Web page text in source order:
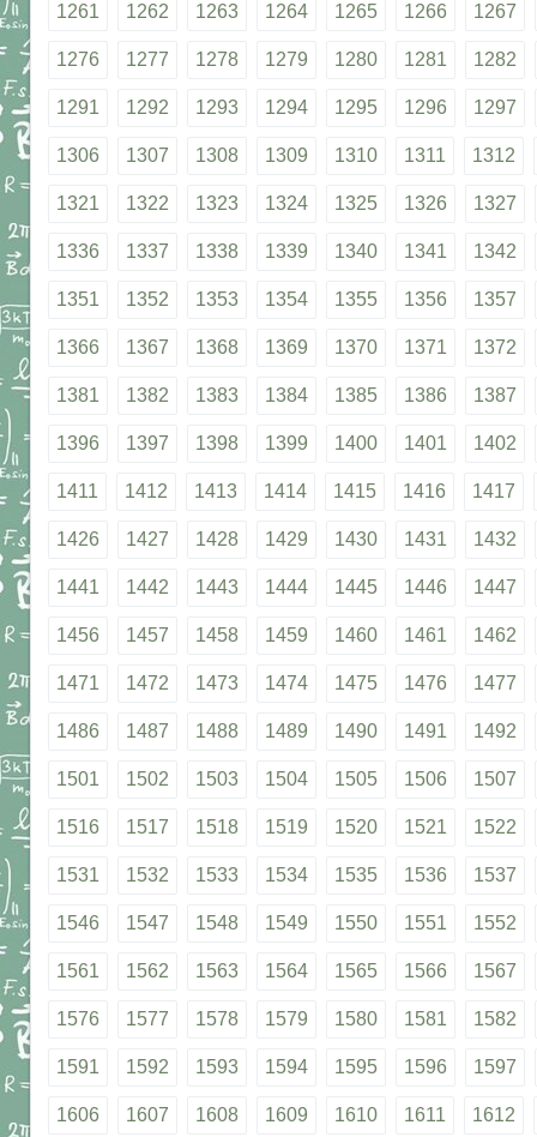
1261 1262 1263 1264 1265 1266 1267
1276 1277 1278 1279 1280 1281 1282
1291 1292 1293 1294 1295 1296 1297
1306 1307 1308 1309 1310 1311 1312
1321 1322 1323 1324 1325 1326 1327
1336 1337 1338 1339 1340 1341 1342
1351 1352 1353 1354 1355 1356 1357
1366 1367 1368 1369 1370 1371 1372
1381 1382 1383 1384 1385 1386 1387
1396 1397 1398 1399 1400 1401 1402
1411 1412 1413 1414 1415 1416 1417
1426 1427 1428 1429 1430 1431 1432
1441 1442 1443 1444 1445 1446 1447
1456 1457 1458 1459 1460 1461 1462
1471 1472 1473 1474 1475 1476 1477
1486 1487 1488 1489 1490 1491 1492
1501 1502 1503 1504 1505 1506 1507
1516 1517 1518 1519 1520 1521 1522
1531 1532 1533 1534 1535 1536 1537
1546 1547 1548 1549 1550 1551 1552
1561 1562 1563 1564 1565 1566 1567
1576 1577 1578 1579 1580 1581 1582
1591 1592 1593 1594 1595 1596 1597
1606 1607 1608 1609 1610 1611 1612